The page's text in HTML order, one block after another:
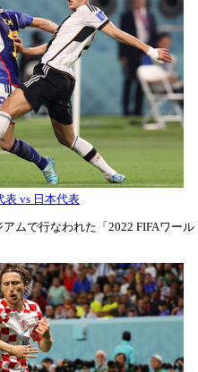
表 vs 日本代表
ムで行なわれた「2022 FIFAワー